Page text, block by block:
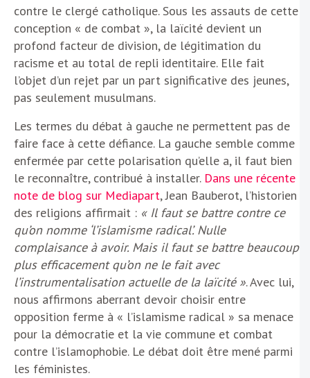
contre le clergé catholique. Sous les assauts de cette
conception « de combat », la laïcité devient un
profond facteur de division, de légitimation du
racisme et au total de repli identitaire. Elle fait
l’objet d’un rejet par un part significative des jeunes,
pas seulement musulmans.
Les termes du débat à gauche ne permettent pas de
faire face à cette défiance. La gauche semble comme
enfermée par cette polarisation qu’elle a, il faut bien
le reconnaître, contribué à installer. Dans une récente
note de blog sur Mediapart, Jean Bauberot, l’historien
des religions affirmait : « Il faut se battre contre ce
qu’on nomme ‘l’islamisme radical’. Nulle
complaisance à avoir. Mais il faut se battre beaucoup
plus efficacement qu’on ne le fait avec
l’instrumentalisation actuelle de la laïcité ». Avec lui,
nous affirmons aberrant devoir choisir entre
opposition ferme à « l’islamisme radical » sa menace
pour la démocratie et la vie commune et combat
contre l’islamophobie. Le débat doit être mené parmi
les féministes.